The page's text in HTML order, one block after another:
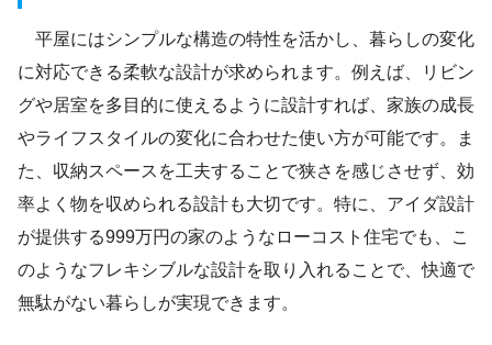
平屋にはシンプルな構造の特性を活かし、暮らしの変化
に対応できる柔軟な設計が求められます。例えば、リビン
グや居室を多目的に使えるように設計すれば、家族の成長
やライフスタイルの変化に合わせた使い方が可能です。ま
た、収納スペースを工夫することで狭さを感じさせず、効
率よく物を収められる設計も大切です。特に、アイダ設計
が提供する999万円の家のようなローコスト住宅でも、こ
のようなフレキシブルな設計を取り入れることで、快適で
無駄がない暮らしが実現できます。